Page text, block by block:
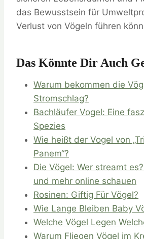
das Bewusstsein für
Verlust von Vögeln führen
Das Könnte Dir Auch
Warum bekommen die
Stromschlag?
Bachläufer Vogel: Eine
Spezies
Wie heißt der Vogel von
Panem“?
Die Vögel: Wer streamt
und mehr online schauen
Rosinen: Giftig Für Vögel?
Wie Lange Bleiben Baby
Welche Vögel Legen
Warum Fliegen Vögel im